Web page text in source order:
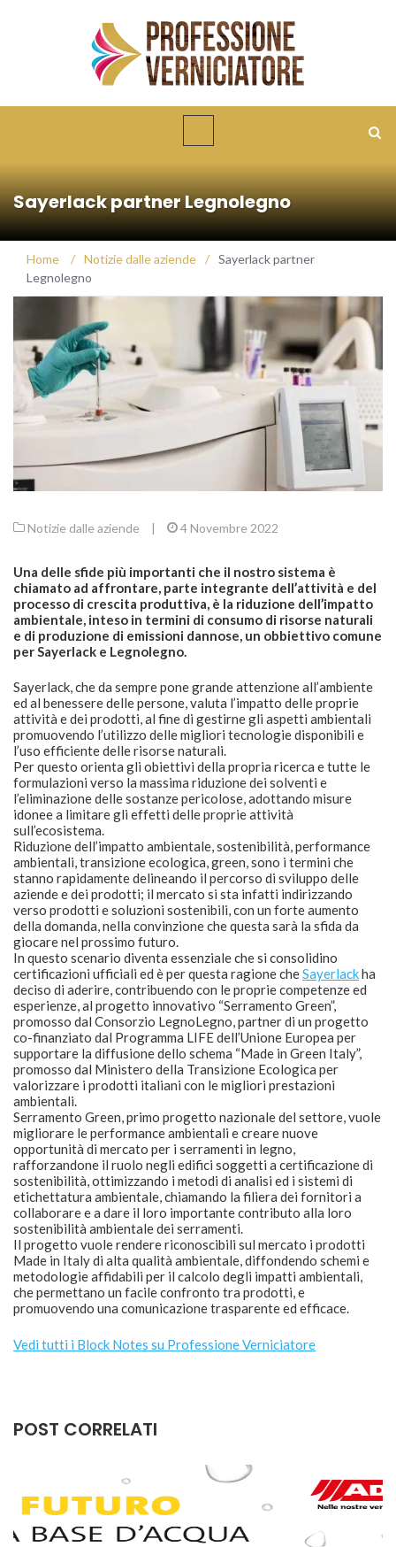
Sayerlack partner Legnolegno
Home / Notizie dalle aziende / Sayerlack partner
Legnolegno
Notizie dalle aziende | 4 Novembre 2022
Una delle sfide più importanti che il nostro sistema è
chiamato ad affrontare, parte integrante dell’attività e del
processo di crescita produttiva, è la riduzione dell’impatto
ambientale, inteso in termini di consumo di risorse naturali
e di produzione di emissioni dannose, un obbiettivo comune
per Sayerlack e Legnolegno.
Sayerlack, che da sempre pone grande attenzione all’ambiente
ed al benessere delle persone, valuta l’impatto delle proprie
attività e dei prodotti, al fine di gestirne gli aspetti ambientali
promuovendo l’utilizzo delle migliori tecnologie disponibili e
l’uso efficiente delle risorse naturali.
Per questo orienta gli obiettivi della propria ricerca e tutte le
formulazioni verso la massima riduzione dei solventi e
l’eliminazione delle sostanze pericolose, adottando misure
idonee a limitare gli effetti delle proprie attività
sull’ecosistema.
Riduzione dell’impatto ambientale, sostenibilità, performance
ambientali, transizione ecologica, green, sono i termini che
stanno rapidamente delineando il percorso di sviluppo delle
aziende e dei prodotti; il mercato si sta infatti indirizzando
verso prodotti e soluzioni sostenibili, con un forte aumento
della domanda, nella convinzione che questa sarà la sfida da
giocare nel prossimo futuro.
In questo scenario diventa essenziale che si consolidino
certificazioni ufficiali ed è per questa ragione cheSayerlackha
deciso di aderire, contribuendo con le proprie competenze ed
esperienze, al progetto innovativo “Serramento Green”,
promosso dal Consorzio LegnoLegno, partner di un progetto
co-finanziato dal Programma LIFE dell’Unione Europea per
supportare la diffusione dello schema “Made in Green Italy”,
promosso dal Ministero della Transizione Ecologica per
valorizzare i prodotti italiani con le migliori prestazioni
ambientali.
Serramento Green, primo progetto nazionale del settore, vuole
migliorare le performance ambientali e creare nuove
opportunità di mercato per i serramenti in legno,
rafforzandone il ruolo negli edifici soggetti a certificazione di
sostenibilità, ottimizzando i metodi di analisi ed i sistemi di
etichettatura ambientale, chiamando la filiera dei fornitori a
collaborare e a dare il loro importante contributo alla loro
sostenibilità ambientale dei serramenti.
Il progetto vuole rendere riconoscibili sul mercato i prodotti
Made in Italy di alta qualità ambientale, diffondendo schemi e
metodologie affidabili per il calcolo degli impatti ambientali,
che permettano un facile confronto tra prodotti, e
promuovendo una comunicazione trasparente ed efficace.
Vedi tutti i Block Notes su Professione Verniciatore
POST CORRELATI